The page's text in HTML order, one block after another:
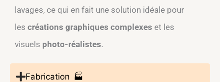
lavages, ce qui en fait une solution idéale pour
les créations graphiques complexes et les
visuels photo-réalistes.
Fabrication 🏭